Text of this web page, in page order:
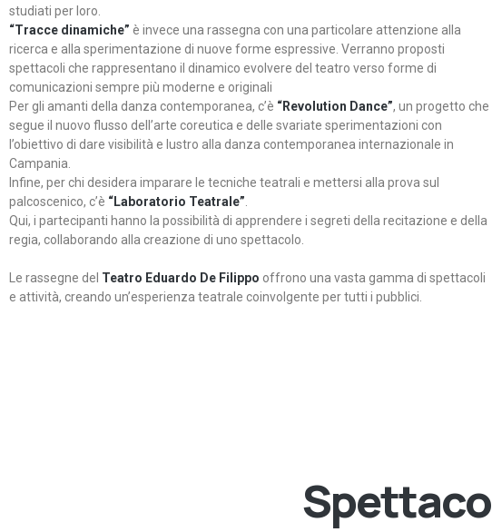
studiati per loro.
“Tracce dinamiche” è invece una rassegna con una particolare attenzione alla
ricerca e alla sperimentazione di nuove forme espressive. Verranno proposti
spettacoli che rappresentano il dinamico evolvere del teatro verso forme di
comunicazioni sempre più moderne e originali
Per gli amanti della danza contemporanea, c’è “Revolution Dance”, un progetto che
segue il nuovo flusso dell’arte coreutica e delle svariate sperimentazioni con
l’obiettivo di dare visibilità e lustro alla danza contemporanea internazionale in
Campania.
Infine, per chi desidera imparare le tecniche teatrali e mettersi alla prova sul
palcoscenico, c’è “Laboratorio Teatrale”
Qui, i partecipanti hanno la possibilità di apprendere i segreti della recitazione e della
regia, collaborando alla creazione di uno spettacolo.
Le rassegne del Teatro Eduardo De Filippo offrono una vasta gamma di spettacoli
e attività, creando un’esperienza teatrale coinvolgente per tutti i pubblici.